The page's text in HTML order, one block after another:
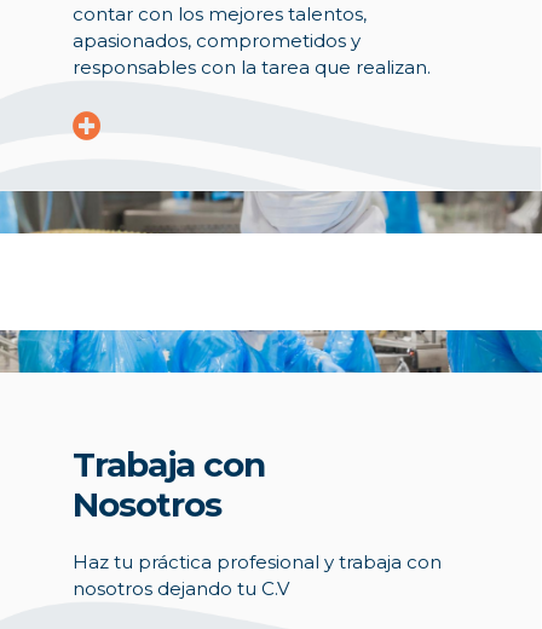
contar con los mejores talentos,
apasionados, comprometidos y
responsables con la tarea que realizan.
Trabaja con
Nosotros
Haz tu práctica profesional y trabaja con
nosotros dejando tu C.V